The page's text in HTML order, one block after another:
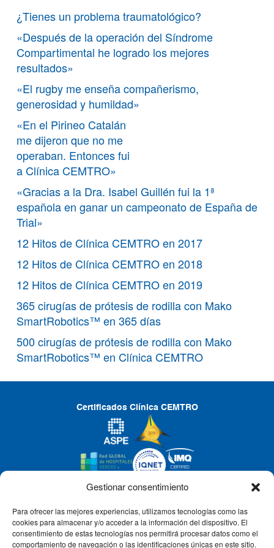
Gestionar consentimiento
Para ofrecer las mejores experiencias, utilizamos tecnologías como las
cookies para almacenar y/o acceder a la información del dispositivo. El
consentimiento de estas tecnologías nos permitirá procesar datos como el
comportamiento de navegación o las identificaciones únicas en este sitio.
¿Tienes un problema traumatológico?
«Después de la operación del Síndrome
Compartimental he logrado los mejores
resultados»
«El rugby me enseña compañerismo,
generosidad y humildad»
«En el Pirineo Catalán
me dijeron que no me
operaban. Entonces fui
a Clínica CEMTRO»
«Gracias a la Dra. Isabel Guillén fui la 1ª
española en ganar un campeonato de España de
Trial»
12 Hitos de Clínica CEMTRO en 2017
12 Hitos de Clínica CEMTRO en 2018
12 Hitos de Clínica CEMTRO en 2019
365 cirugías de prótesis de rodilla con Mako
SmartRobotics™ en 365 días
500 cirugías de prótesis de rodilla con Mako
SmartRobotics™ en Clínica CEMTRO
Certificados Clínica CEMTRO
CLÍNICA CEMTRO